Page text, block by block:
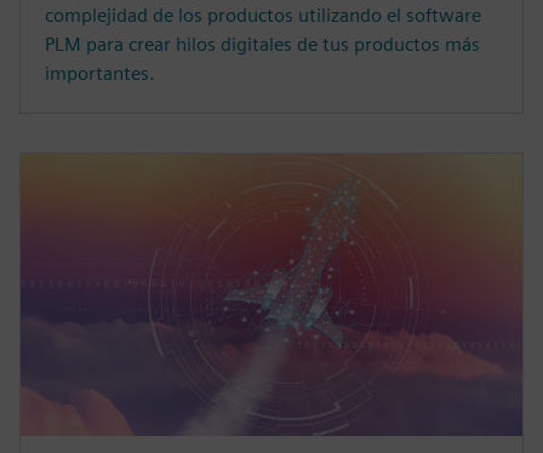
complejidad de los productos utilizando el software
PLM para crear hilos digitales de tus productos más
importantes.